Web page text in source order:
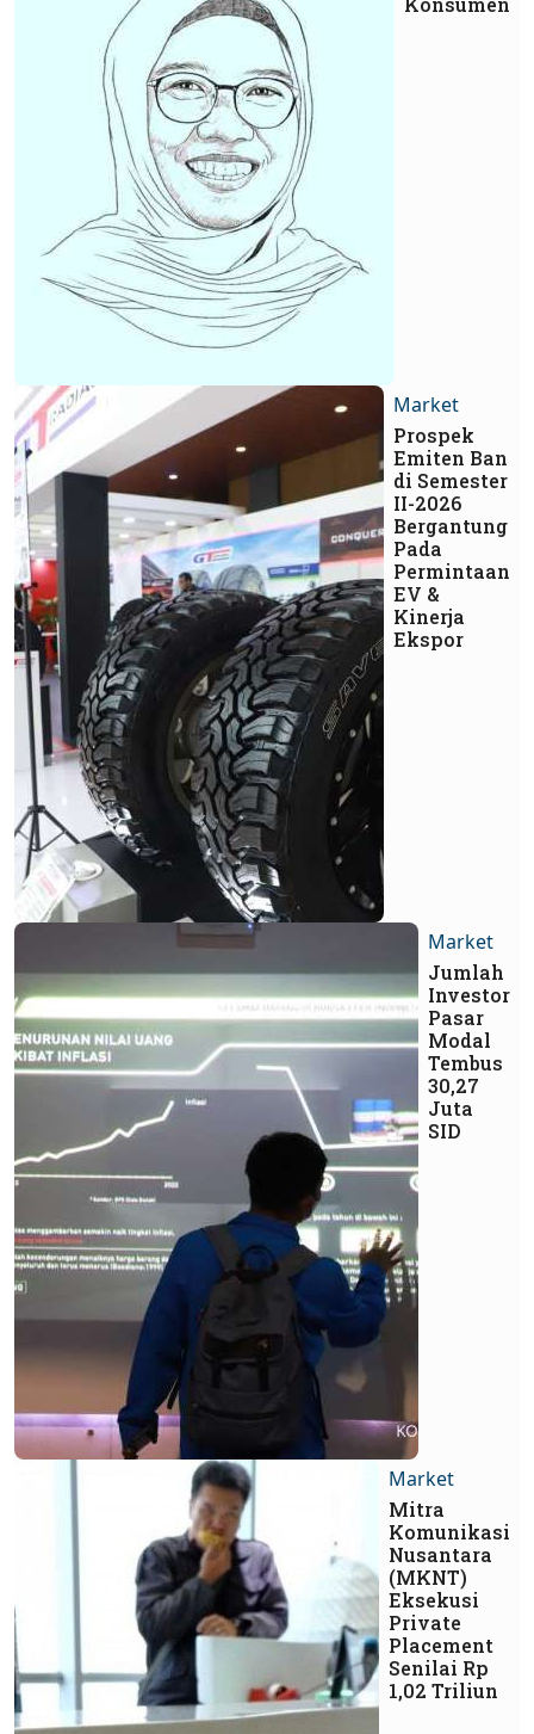
Market
Prospek
Emiten Ban
di Semester
II-2026
Bergantung
Pada
Permintaan
EV &
Kinerja
Ekspor
Market
Jumlah
Investor
Pasar
Modal
Tembus
30,27
Juta
SID
Market
Mitra
Komunikasi
Nusantara
(MKNT)
Eksekusi
Private
Placement
Senilai Rp
1,02 Triliun